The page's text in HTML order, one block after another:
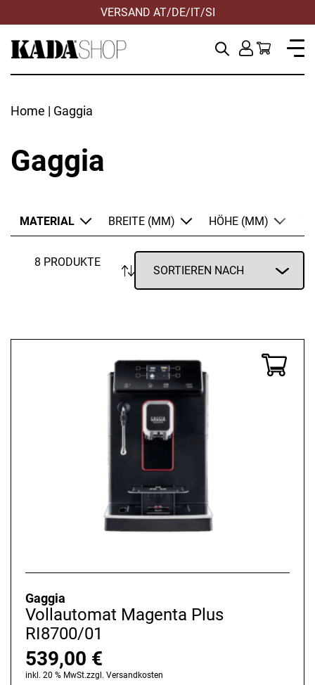
VERSAND AT/DE/IT/SI
Home | Gaggia
Gaggia
MATERIAL
Edelstahl
Kunststoff
BREITE (MM)
ANWENDEN
HÖHE (MM)
ANWENDEN
ANWENDEN
8 PRODUKTE
Gaggia
Vollautomat Magenta Plus
RI8700/01
539,00 €
inkl. 20 % MwSt.zzgl. Versandkosten